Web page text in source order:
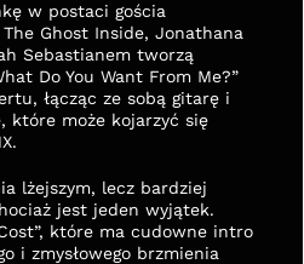
w postaci gościa
Ghost Inside, Jonathana
Sebastianem tworzą
Do You Want From Me?”
łącząc ze sobą gitarę i
które może kojarzyć się
lżejszym, lecz bardziej
jest jeden wyjątek.
które ma cudowne intro
i zmysłowego brzmienia